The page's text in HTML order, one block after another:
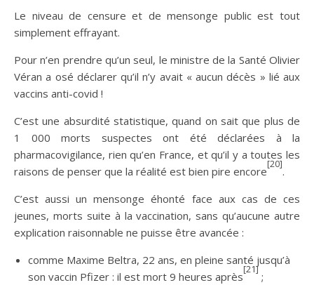
Le niveau de censure et de mensonge public est tout
simplement effrayant.
Pour n’en prendre qu’un seul, le ministre de la Santé Olivier
Véran a osé déclarer qu’il n’y avait « aucun décès » lié aux
vaccins anti-covid !
C’est une absurdité statistique, quand on sait que plus de
1 000 morts suspectes ont été déclarées à la
pharmacovigilance, rien qu’en France, et qu’il y a toutes les
raisons de penser que la réalité est bien pire encore
[20]
.
C’est aussi un mensonge éhonté face aux cas de ces
jeunes, morts suite à la vaccination, sans qu’aucune autre
explication raisonnable ne puisse être avancée :
comme Maxime Beltra, 22 ans, en pleine santé jusqu’à
son vaccin Pfizer : il est mort 9 heures après
[21]
;